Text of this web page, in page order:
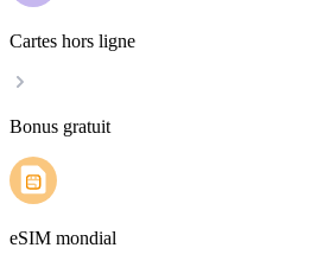
Cartes hors ligne
Bonus gratuit
eSIM mondial